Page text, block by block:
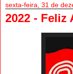
sexta-feira, 31 de
2022 - Feliz